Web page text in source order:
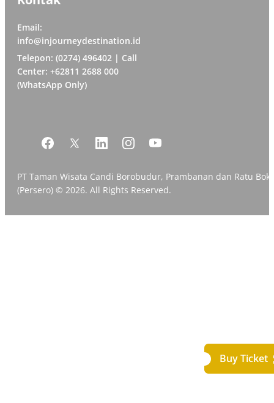
Buy Ticket
Email:
info@injourneydestination.id
Telepon: (0274) 496402 | Call
Center: +62811 2688 000
(WhatsApp Only)
PT Taman Wisata Candi Borobudur, Prambanan dan Ratu
(Persero) © 2026. All Rights Reserved.